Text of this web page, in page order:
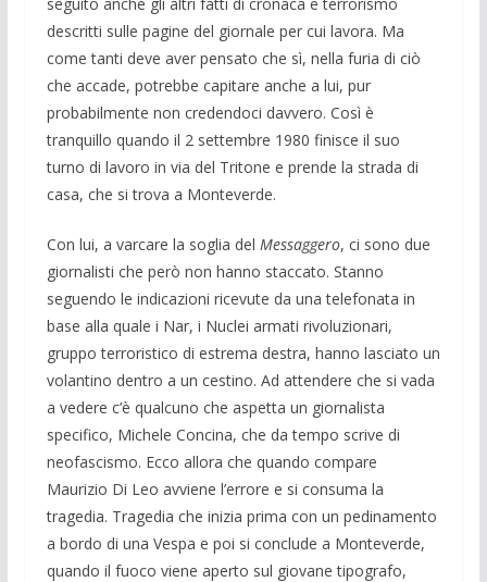
descritti sulle pagine del giornale per cui lavora. Ma
come tanti deve aver pensato che sì, nella furia di ciò
che accade, potrebbe capitare anche a lui, pur
probabilmente non credendoci davvero. Così è
tranquillo quando il 2 settembre 1980 finisce il suo
turno di lavoro in via del Tritone e prende la strada di
casa, che si trova a Monteverde.
Con lui, a varcare la soglia del Messaggero, ci sono due
giornalisti che però non hanno staccato. Stanno
seguendo le indicazioni ricevute da una telefonata in
base alla quale i Nar, i Nuclei armati rivoluzionari,
gruppo terroristico di estrema destra, hanno lasciato un
volantino dentro a un cestino. Ad attendere che si vada
a vedere c’è qualcuno che aspetta un giornalista
specifico, Michele Concina, che da tempo scrive di
neofascismo. Ecco allora che quando compare
Maurizio Di Leo avviene l’errore e si consuma la
tragedia. Tragedia che inizia prima con un pedinamento
a bordo di una Vespa e poi si conclude a Monteverde,
quando il fuoco viene aperto sul giovane tipografo,